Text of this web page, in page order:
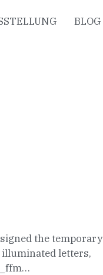
BLOG
the temporary
illuminated letters,
…